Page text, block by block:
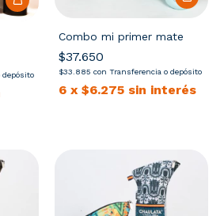
depósito
Combo mi primer mate
$37.650
$33.885 con Transferencia o depósito
6 x $6.275 sin interés